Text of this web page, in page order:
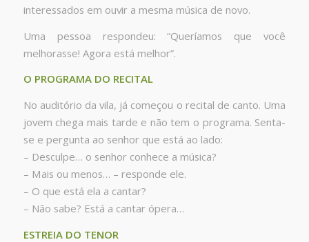
interessados ​​em ouvir a mesma música de novo.
Uma pessoa respondeu: “Queríamos que você
melhorasse! Agora está melhor”.
O PROGRAMA DO RECITAL
No auditório da vila, já começou o recital de canto. Uma
jovem chega mais tarde e não tem o programa. Senta-
se e pergunta ao senhor que está ao lado:
– Desculpe… o senhor conhece a música?
– Mais ou menos… – responde ele.
– O que está ela a cantar?
– Não sabe? Está a cantar ópera…
ESTREIA DO TENOR